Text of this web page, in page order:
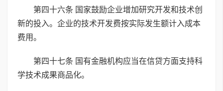
第四十六条 国家鼓励企业增加研究开发和技术创
新的投入。企业的技术开发费按实际发生额计入成本
费用。
第四十七条 国有金融机构应当在信贷方面支持科
学技术成果商品化。